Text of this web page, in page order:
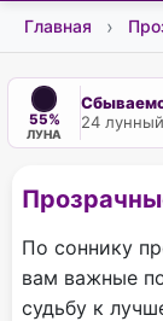
Главная
55%
ЛУНА
24
По соннику
вам важные
судьбу к